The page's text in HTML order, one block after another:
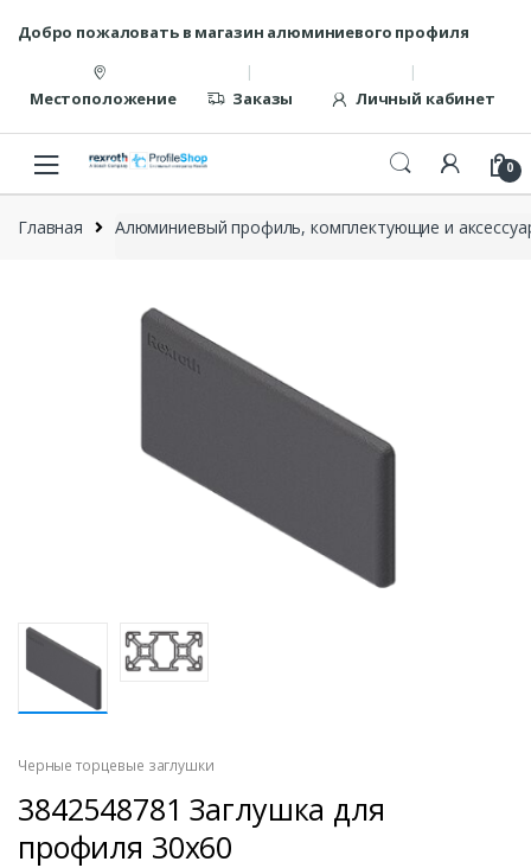
содержанию
Добро пожаловать в магазин алюминиевого профиля
Местоположение Заказы Личный кабинет
0
Главная Алюминиевый профиль, комплектующие и
Черные торцевые заглушки
3842548781 Заглушка для
профиля 30х60